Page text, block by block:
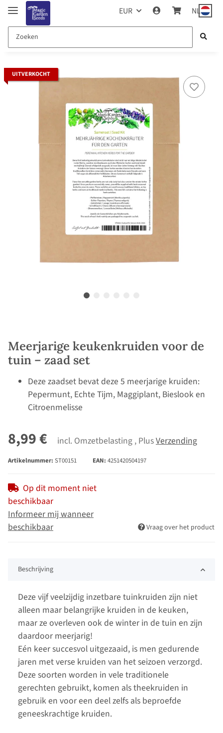
EUR NL
UITVERKOCHT
Meerjarige keukenkruiden voor de
tuin – zaad set
Deze zaadset bevat deze 5 meerjarige kruiden:
Pepermunt, Echte Tijm, Maggiplant, Bieslook en
Citroenmelisse
8,99 € incl. Omzetbelasting , PlusVerzending
Artikelnummer: ST00151 EAN: 4251420504197
Op dit moment niet
beschikbaar
Informeer mij wanneer
beschikbaar
Vraag over het product
Beschrijving
Deze vijf veelzijdig inzetbare tuinkruiden zijn niet
alleen maar belangrijke kruiden in de keuken,
maar ze overleven ook de winter in de tuin en zijn
daardoor meerjarig!
Eén keer succesvol uitgezaaid, is men gedurende
jaren met verse kruiden van het seizoen verzorgd.
Deze soorten worden in vele traditionele
gerechten gebruikt, komen als theekruiden in
gebruik en voor een deel zelfs als beproefde
geneeskrachtige kruiden.